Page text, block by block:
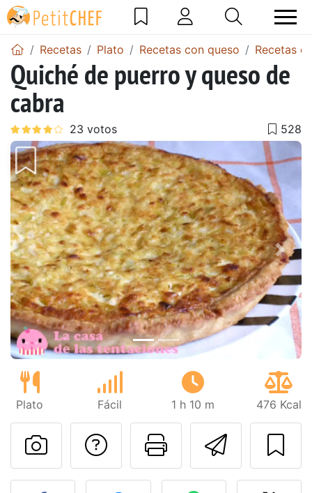
Recetas Plato Recetas con queso Recetas
Quiché de puerro y queso de
cabra
Anterior
Plato Fácil 1 h 10 m 476 Kcal
Imprimir
Preguntar al autor
Publicar la foto de esta